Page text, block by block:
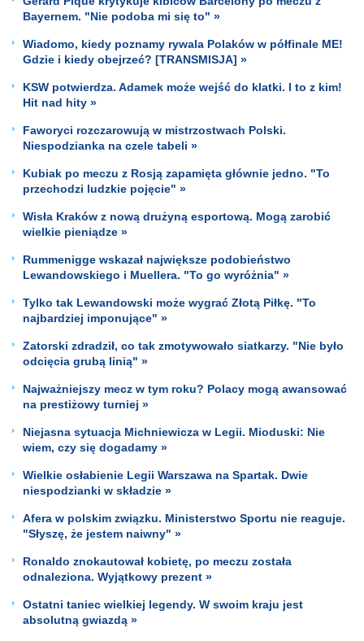
Bayernem. "Nie podoba mi się to" »
Wiadomo, kiedy poznamy rywala Polaków w półfinale ME!
Gdzie i kiedy obejrzeć? [TRANSMISJA] »
KSW potwierdza. Adamek może wejść do klatki. I to z kim!
Hit nad hity »
Faworyci rozczarowują w mistrzostwach Polski.
Niespodzianka na czele tabeli »
Kubiak po meczu z Rosją zapamięta głównie jedno. "To
przechodzi ludzkie pojęcie" »
Wisła Kraków z nową drużyną esportową. Mogą zarobić
wielkie pieniądze »
Rummenigge wskazał największe podobieństwo
Lewandowskiego i Muellera. "To go wyróżnia" »
Tylko tak Lewandowski może wygrać Złotą Piłkę. "To
najbardziej imponujące" »
Zatorski zdradził, co tak zmotywowało siatkarzy. "Nie było
odcięcia grubą linią" »
Najważniejszy mecz w tym roku? Polacy mogą awansować
na prestiżowy turniej »
Niejasna sytuacja Michniewicza w Legii. Mioduski: Nie
wiem, czy się dogadamy »
Wielkie osłabienie Legii Warszawa na Spartak. Dwie
niespodzianki w składzie »
Afera w polskim związku. Ministerstwo Sportu nie reaguje.
"Słyszę, że jestem naiwny" »
Ronaldo znokautował kobietę, po meczu została
odnaleziona. Wyjątkowy prezent »
Ostatni taniec wielkiej legendy. W swoim kraju jest
absolutną gwiazdą »